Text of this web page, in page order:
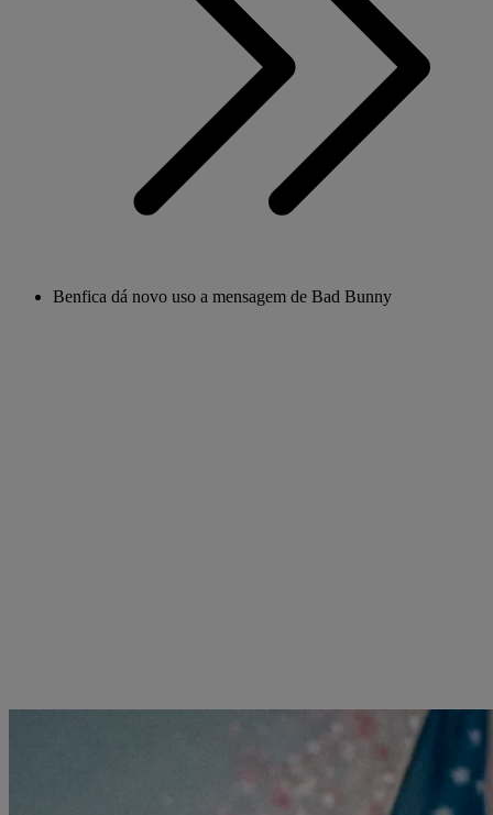
Benfica dá novo uso a mensagem de Bad Bunny